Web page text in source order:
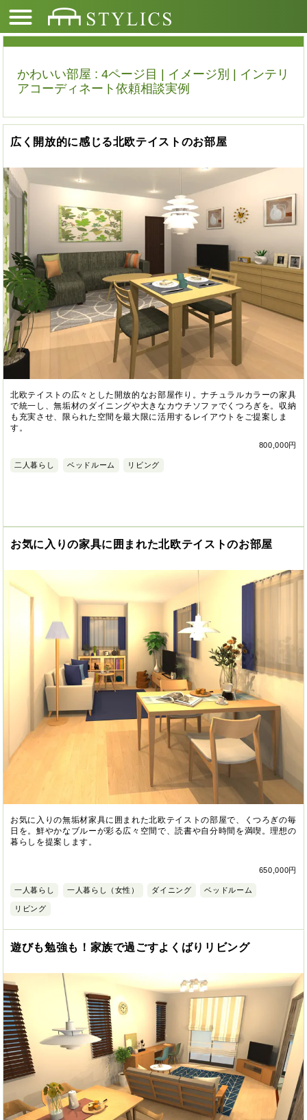
かわいい部屋 : 4ページ目 | イメージ別 | インテリ
アコーディネート依頼相談実例
広く開放的に感じる北欧テイストのお部屋
北欧テイストの広々とした開放的なお部屋作り。ナチュラルカラーの家具
で統一し、無垢材のダイニングや大きなカウチソファでくつろぎを。収納
も充実させ、限られた空間を最大限に活用するレイアウトをご提案しま
す。
800,000円
二人暮らし ベッドルーム リビング
お気に入りの家具に囲まれた北欧テイストのお部屋
お気に入りの無垢材家具に囲まれた北欧テイストの部屋で、くつろぎの毎
日を。鮮やかなブルーが彩る広々空間で、読書や自分時間を満喫。理想の
暮らしを提案します。
650,000円
一人暮らし 一人暮らし（女性） ダイニング ベッドルーム
リビング
遊びも勉強も！家族で過ごすよくばりリビング